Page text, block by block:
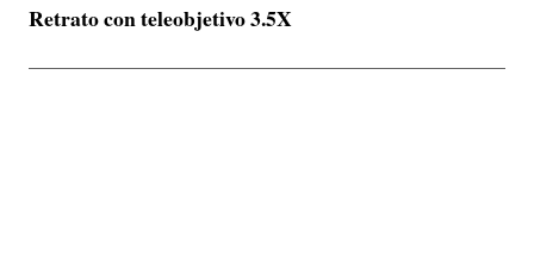
Retrato con teleobjetivo 3.5X